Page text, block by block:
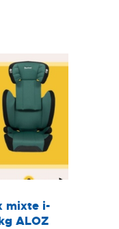
mixte i-
ALOZ